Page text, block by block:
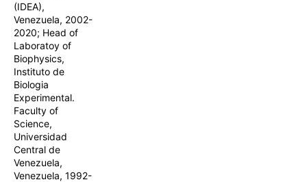
(IDEA),
Venezuela, 2002-
2020; Head of
Laboratoy of
Biophysics,
Instituto de
Biologia
Experimental.
Faculty of
Science,
Universidad
Central de
Venezuela,
Venezuela, 1992-